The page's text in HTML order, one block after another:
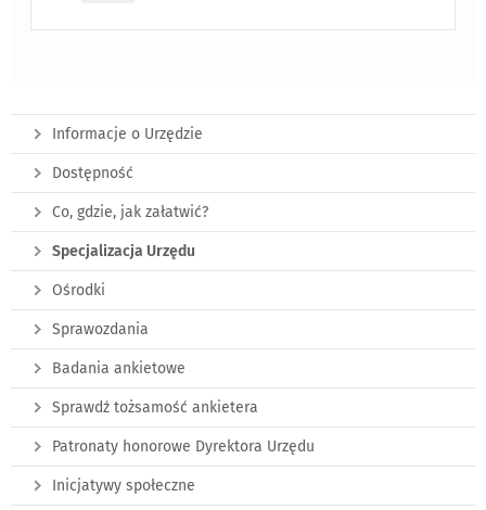
Informacje o Urzędzie
Dostępność
Co, gdzie, jak załatwić?
Specjalizacja Urzędu
Ośrodki
Sprawozdania
Badania ankietowe
Sprawdź tożsamość ankietera
Patronaty honorowe Dyrektora Urzędu
Inicjatywy społeczne